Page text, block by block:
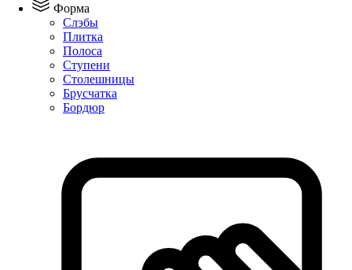
Форма
Слэбы
Плитка
Полоса
Ступени
Столешницы
Брусчатка
Бордюр